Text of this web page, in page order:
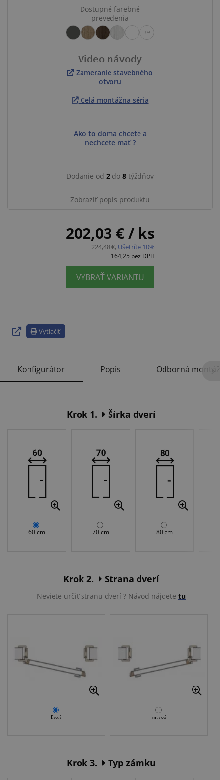
Dostupné farebné
prevedenia
+9
Video návody
Zameranie stavebného
otvoru
Celá montážna séria
Ako to doma chcete a
nechcete mať ?
Dodanie od 2 do 8 týždňov
Zobraziť popis produktu
202,03 € / ks
224,48 €, Ušetríte 10%
164,25 bez DPH
VYBRAŤ VARIANTU
Vytlačiť
Konfigurátor Popis Odborná montáž
Krok 1. Šírka dverí
60 cm 70 cm 80 cm
Krok 2. Strana dverí
Neviete určiť stranu dverí ? Návod nájdete tu
ľavá pravá
Krok 3. Typ zámku